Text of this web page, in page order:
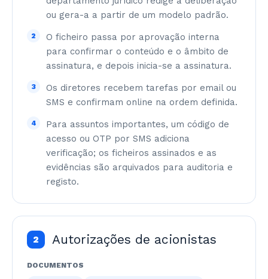
ou gera-a a partir de um modelo padrão.
2
O ficheiro passa por aprovação interna
para confirmar o conteúdo e o âmbito de
assinatura, e depois inicia-se a assinatura.
3
Os diretores recebem tarefas por email ou
SMS e confirmam online na ordem definida.
4
Para assuntos importantes, um código de
acesso ou OTP por SMS adiciona
verificação; os ficheiros assinados e as
evidências são arquivados para auditoria e
registo.
2 Autorizações de acionistas
DOCUMENTOS